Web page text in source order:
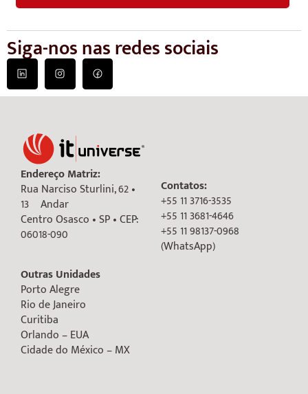
Siga-nos nas redes sociais
Endereço Matriz:
Rua Narciso Sturlini, 62 •
13º Andar
Centro Osasco • SP • CEP:
06018-090
Outras Unidades
Porto Alegre
Rio de Janeiro
Curitiba
Orlando – EUA
Cidade do México – MX
Contatos:
+55 11 3716-3535
+55 11 3681-4646
+55 11 98137-0968
(WhatsApp)